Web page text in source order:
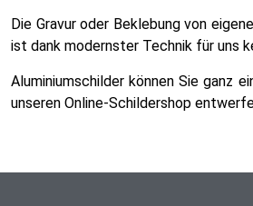
Die Gravur oder Beklebung von
ist dank modernster Technik für uns
Aluminiumschilder können Sie ganz
unseren Online-Schildershop